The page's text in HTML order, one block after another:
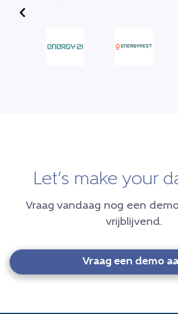
Let’s make your
Vraag vandaag nog een
vrijblijvend.
Vraag een demo